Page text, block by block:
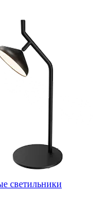
светильники